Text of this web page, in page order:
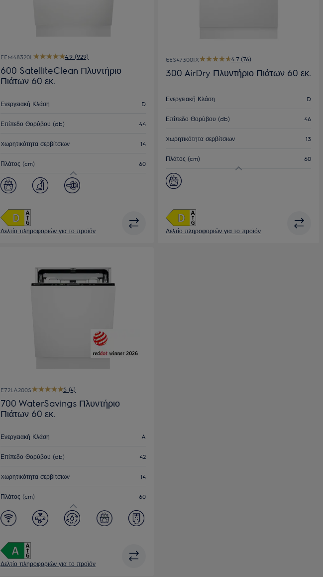
EEM48320L 4.9 (929)
600 SatelliteClean Πλυντήριο
Πιάτων 60 εκ.
Ενεργειακή Κλάση D
Επίπεδο Θορύβου (db) 44
Xωρητικότητα σερβίτσιων 14
Πλάτος (cm) 60
Δελτίο πληροφοριών για το προϊόν
EES47300IX 4.7 (76)
300 AirDry Πλυντήριο Πιάτων 60 εκ.
Ενεργειακή Κλάση D
Επίπεδο Θορύβου (db) 46
Xωρητικότητα σερβίτσιων 13
Πλάτος (cm) 60
Δελτίο πληροφοριών για το προϊόν
E72LA200S 5 (4)
700 WaterSavings Πλυντήριο
Πιάτων 60 εκ.
Ενεργειακή Κλάση A
Επίπεδο Θορύβου (db) 42
Xωρητικότητα σερβίτσιων 14
Πλάτος (cm) 60
Δελτίο πληροφοριών για το προϊόν